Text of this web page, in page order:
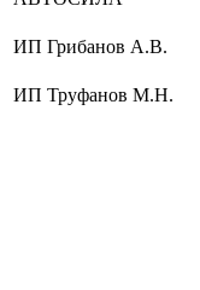
ИП Грибанов А.В.
ИП Труфанов М.Н.